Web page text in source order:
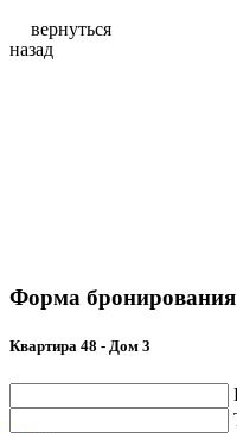
вернуться
назад
Форма бронирования
Квартира 48 - Дом 3